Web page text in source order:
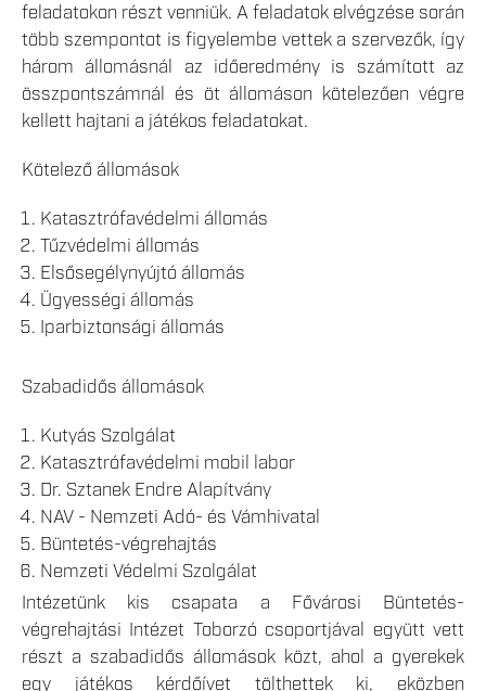
feladatokon részt venniük. A feladatok elvégzése során
több szempontot is figyelembe vettek a szervezők, így
három állomásnál az időeredmény is számított az
összpontszámnál és öt állomáson kötelezően végre
kellett hajtani a játékos feladatokat.
Kötelező állomások
Katasztrófavédelmi állomás
Tűzvédelmi állomás
Elsősegélynyújtó állomás
Ügyességi állomás
Iparbiztonsági állomás
Szabadidős állomások
Kutyás Szolgálat
Katasztrófavédelmi mobil labor
Dr. Sztanek Endre Alapítvány
NAV - Nemzeti Adó- és Vámhivatal
Büntetés-végrehajtás
Nemzeti Védelmi Szolgálat
Intézetünk kis csapata a Fővárosi Büntetés-
végrehajtási Intézet Toborzó csoportjával együtt vett
részt a szabadidős állomások közt, ahol a gyerekek
egy játékos kérdőívet tölthettek ki, eközben